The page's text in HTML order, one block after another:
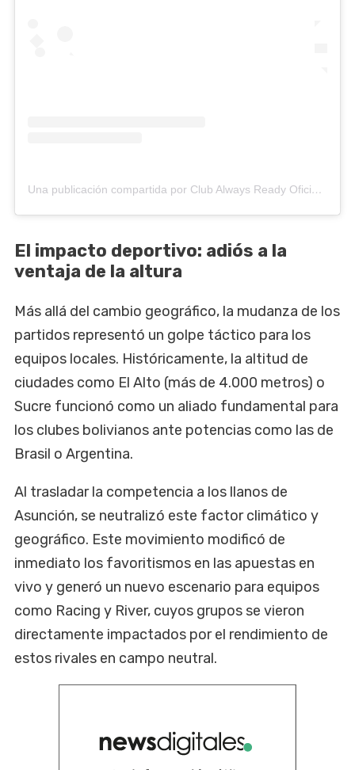
Una publicación compartida por Club Always Ready Oficial (@club_always_ready_oficial)
El impacto deportivo: adiós a la
ventaja de la altura
Más allá del cambio geográfico, la mudanza de los
partidos representó un golpe táctico para los
equipos locales. Históricamente, la altitud de
ciudades como El Alto (más de 4.000 metros) o
Sucre funcionó como un aliado fundamental para
los clubes bolivianos ante potencias como las de
Brasil o Argentina.
Al trasladar la competencia a los llanos de
Asunción, se neutralizó este factor climático y
geográfico. Este movimiento modificó de
inmediato los favoritismos en las apuestas en
vivo y generó un nuevo escenario para equipos
como Racing y River, cuyos grupos se vieron
directamente impactados por el rendimiento de
estos rivales en campo neutral.